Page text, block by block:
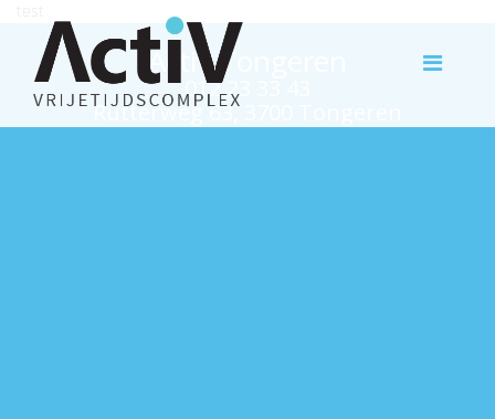
Activ Tongeren
012 23 33 43
Rutterweg 63, 3700 Tongeren